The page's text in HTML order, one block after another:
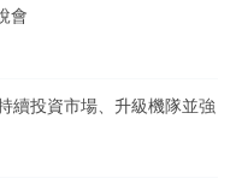
會
續投資市場、升級機隊並強